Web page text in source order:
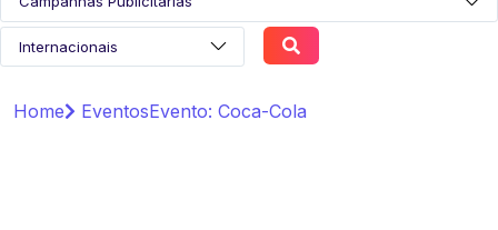
Home EventosEvento: Coca-Cola